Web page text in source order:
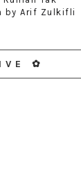
by Arif Zulkifli
✿